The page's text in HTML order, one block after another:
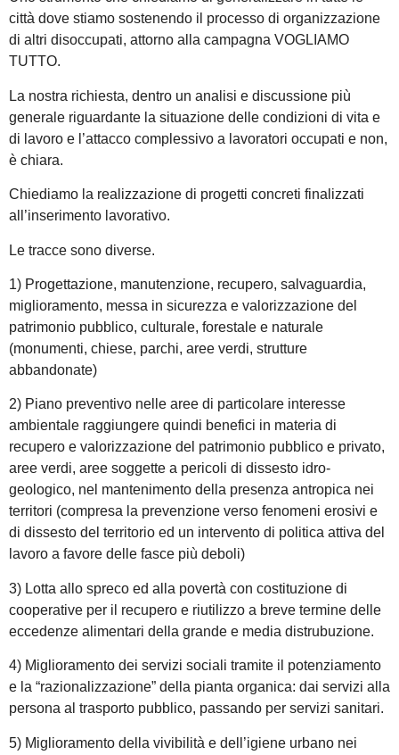
città dove stiamo sostenendo il processo di organizzazione
di altri disoccupati, attorno alla campagna VOGLIAMO
TUTTO.
La nostra richiesta, dentro un analisi e discussione più
generale riguardante la situazione delle condizioni di vita e
di lavoro e l’attacco complessivo a lavoratori occupati e non,
è chiara.
Chiediamo la realizzazione di progetti concreti finalizzati
all’inserimento lavorativo.
Le tracce sono diverse.
1) Progettazione, manutenzione, recupero, salvaguardia,
miglioramento, messa in sicurezza e valorizzazione del
patrimonio pubblico, culturale, forestale e naturale
(monumenti, chiese, parchi, aree verdi, strutture
abbandonate)
2) Piano preventivo nelle aree di particolare interesse
ambientale raggiungere quindi benefici in materia di
recupero e valorizzazione del patrimonio pubblico e privato,
aree verdi, aree soggette a pericoli di dissesto idro-
geologico, nel mantenimento della presenza antropica nei
territori (compresa la prevenzione verso fenomeni erosivi e
di dissesto del territorio ed un intervento di politica attiva del
lavoro a favore delle fasce più deboli)
3) Lotta allo spreco ed alla povertà con costituzione di
cooperative per il recupero e riutilizzo a breve termine delle
eccedenze alimentari della grande e media distrubuzione.
4) Miglioramento dei servizi sociali tramite il potenziamento
e la “razionalizzazione” della pianta organica: dai servizi alla
persona al trasporto pubblico, passando per servizi sanitari.
5) Miglioramento della vivibilità e dell’igiene urbano nei